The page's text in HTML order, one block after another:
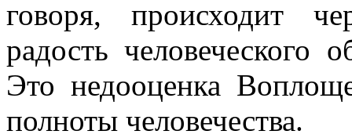
говоря, происходит
радость человеческого
Это недооценка
полноты человечества.